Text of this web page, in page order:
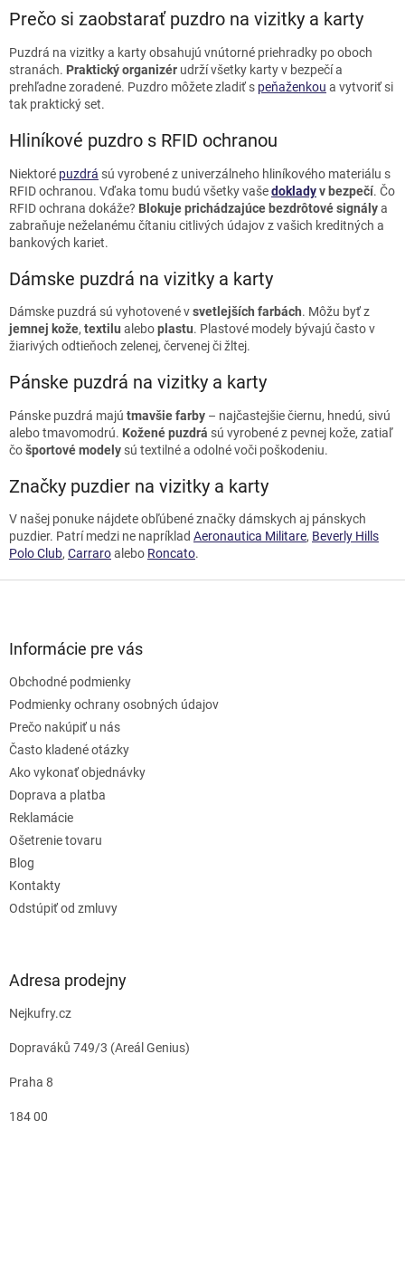
l
d
a
c
p
v
k
y
v
i
s
u
Prečo si zaobstarať puzdro na vizitky a karty
Puzdrá na vizitky a karty obsahujú vnútorné priehradky po oboch
stranách. Praktický organizér udrží všetky karty v bezpečí a
prehľadne zoradené. Puzdro môžete zladiť s peňaženkou a vytvoriť si
tak praktický set.
Hliníkové puzdro s RFID ochranou
Niektoré puzdrá sú vyrobené z univerzálneho hliníkového materiálu s
RFID ochranou. Vďaka tomu budú všetky vašedokladyv bezpečí. Čo
RFID ochrana dokáže? Blokuje prichádzajúce bezdrôtové signálya
zabraňuje neželanému čítaniu citlivých údajov z vašich kreditných a
bankových kariet.
Dámske puzdrá na vizitky a karty
Dámske puzdrá sú vyhotovené vsvetlejších farbách. Môžu byť z
jemnej kože, textilu aleboplastu. Plastové modely bývajú často v
žiarivých odtieňoch zelenej, červenej či žltej.
Pánske puzdrá na vizitky a karty
Pánske puzdrá majú tmavšie farby – najčastejšie čiernu, hnedú, sivú
alebo tmavomodrú. Kožené puzdrá sú vyrobené z pevnej kože, zatiaľ
čošportové modely sú textilné a odolné voči poškodeniu.
Značky puzdier na vizitky a karty
V našej ponuke nájdete obľúbené značky dámskych aj pánskych
puzdier. Patrí medzi ne napríklad Aeronautica Militare, Beverly Hills
Polo Club, Carraroalebo Roncato.
Informácie pre vás
Obchodné podmienky
Podmienky ochrany osobných údajov
Prečo nakúpiť u nás
Často kladené otázky
Ako vykonať objednávky
Doprava a platba
Reklamácie
Ošetrenie tovaru
Blog
Kontakty
Odstúpiť od zmluvy
Adresa prodejny
Nejkufry.cz
Dopraváků 749/3 (Areál Genius)
Praha 8
184 00